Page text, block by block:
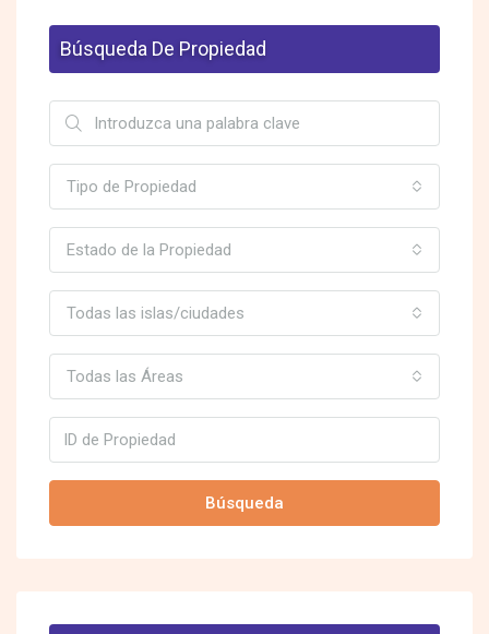
Búsqueda De Propiedad
Tipo de Propiedad
Estado de la Propiedad
Todas las islas/ciudades
Todas las Áreas
Búsqueda